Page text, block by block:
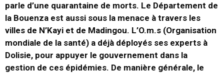
parle d’une quarantaine de morts. Le Département de
la Bouenza est aussi sous la menace à travers les
villes de N’Kayi et de Madingou. L’O.m.s (Organisation
mondiale de la santé) a déjà déployés ses experts à
Dolisie, pour appuyer le gouvernement dans la
gestion de ces épidémies. De manière générale, le